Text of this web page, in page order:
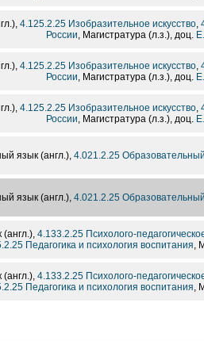
4.125.2.25 Изобразительное искусство,
России, Магистратура (л.з.), доц.
4.125.2.25 Изобразительное искусство,
России, Магистратура (л.з.), доц.
4.125.2.25 Изобразительное искусство,
России, Магистратура (л.з.), доц.
язык (англ.), 4.021.2.25
язык (англ.), 4.021.2.25
4.133.2.25 Психолого-
Педагогика и психология воспитания,
4.133.2.25 Психолого-
Педагогика и психология воспитания,